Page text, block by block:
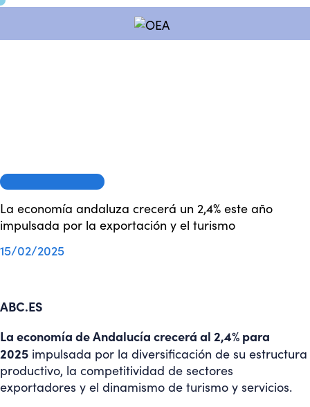
La economía andaluza crecerá un 2,4% este año
impulsada por la exportación y el turismo
15/02/2025
ABC.ES
La economía de Andalucía crecerá al 2,4% para
2025 impulsada por la diversificación de su estructura
productivo, la competitividad de sectores
exportadores y el dinamismo de turismo y servicios.